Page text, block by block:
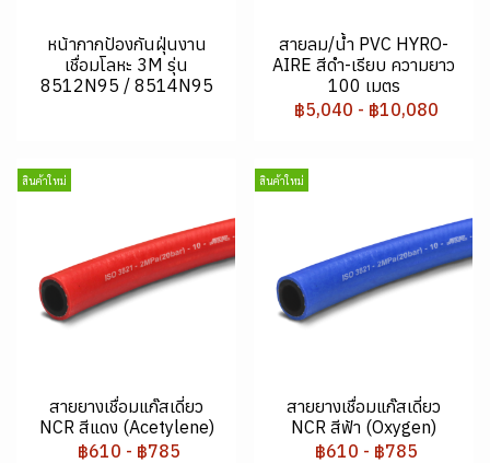
หน้ากากป้องกันฝุ่นงาน
เชื่อมโลหะ 3M รุ่น
8512N95 / 8514N95
สายลม/น้ำ PVC HYRO-
AIRE สีดำ-เรียบ ความยาว
100 เมตร
฿5,040 - ฿10,080
สินค้าใหม่
สายยางเชื่อมแก๊สเดี่ยว
NCR สีแดง (Acetylene)
฿610 - ฿785
สินค้าใหม่
สายยางเชื่อมแก๊สเดี่ยว
NCR สีฟ้า (Oxygen)
฿610 - ฿785